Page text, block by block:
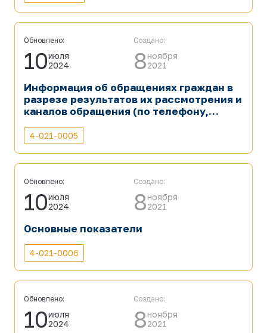
Обновлено:
10июля
2024
Создано:
8ноября
2021
Информация об обращениях граждан в
разрезе результатов их рассмотрения и
каналов обращения (по телефону,
электронной почте)
4-021-0005
Обновлено:
10июля
2024
Создано:
8ноября
2021
Основные показатели
4-021-0006
Обновлено:
10июля
2024
Создано:
8ноября
2021